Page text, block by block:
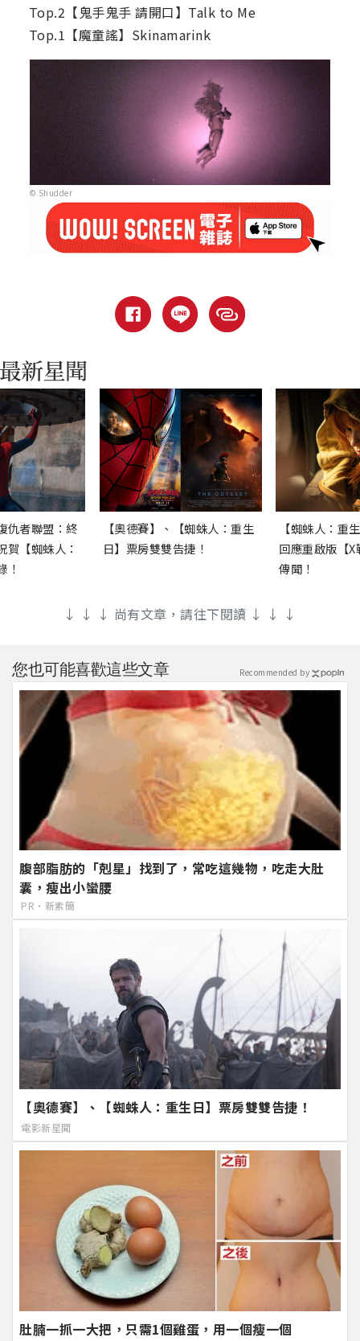
Top.2【鬼手鬼手 請開口】Talk to Me
Top.1【魔童謠】Skinamarink
© Shudder
仇者聯盟：終
賀【蜘蛛人：
！
【奧德賽】、【蜘蛛人：重生
日】票房雙雙告捷！
【蜘蛛人：重
回應重啟版【
傳聞！
↓ ↓ ↓ 尚有文章，請往下閱讀 ↓ ↓ ↓
您也可能喜歡這些文章
腹部脂肪的「剋星」找到了，常吃這幾物，吃走大肚
囊，瘦出小蠻腰
PR・新素簡
【奧德賽】、【蜘蛛人：重生日】票房雙雙告捷！
電影新星聞
肚腩一抓一大把，只需1個雞蛋，用一個瘦一個
Recommended by